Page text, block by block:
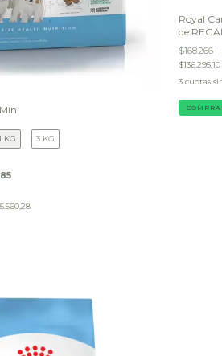
KG 3 KG
Royal
de
$168.266
$136.295,10
3 cuotas